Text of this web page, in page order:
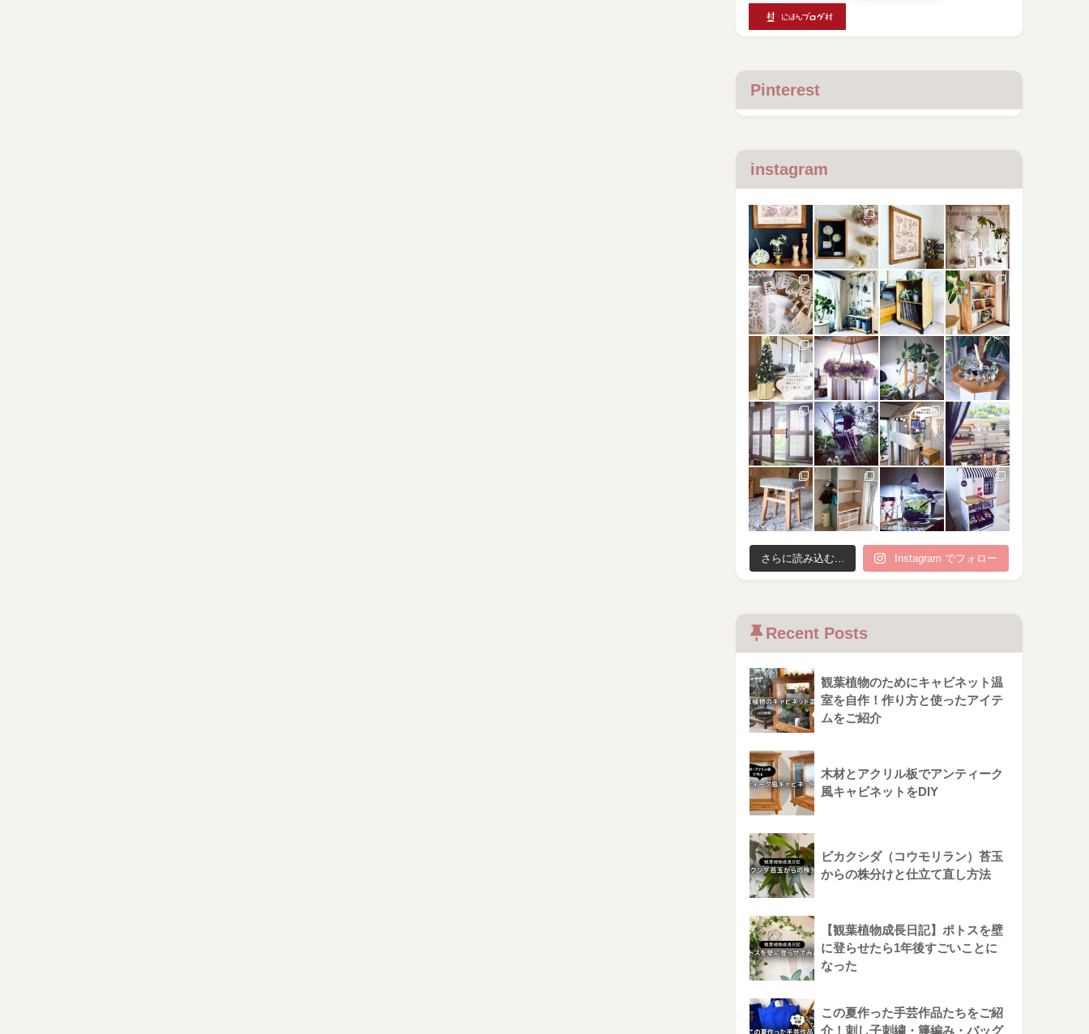
Pinterest
instagram
さらに読み込む... Instagram でフォロー
Recent Posts
観葉植物のためにキャビネット温
室を自作！作り方と使ったアイテ
ムをご紹介
木材とアクリル板でアンティーク
風キャビネットをDIY
ビカクシダ（コウモリラン）苔玉
からの株分けと仕立て直し方法
【観葉植物成長日記】ポトスを壁
に登らせたら1年後すごいことに
なった
この夏作った手芸作品たちをご紹
介！刺し子刺繍・籐編み・バッグ